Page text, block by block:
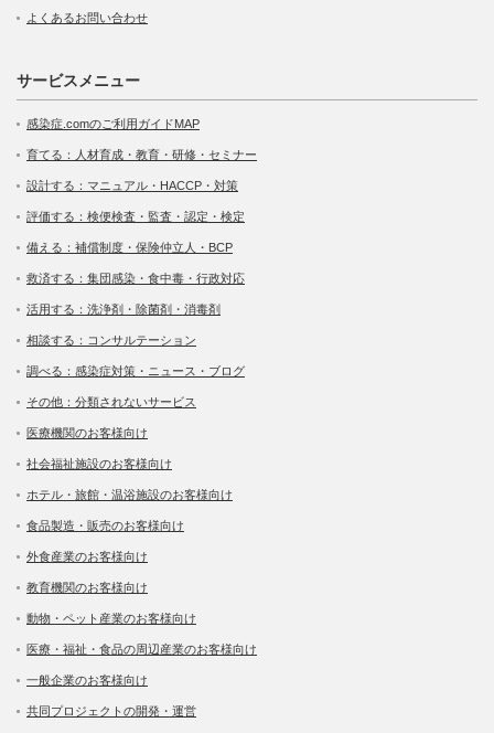
よくあるお問い合わせ
サービスメニュー
感染症.comのご利用ガイドMAP
育てる：人材育成・教育・研修・セミナー
設計する：マニュアル・HACCP・対策
評価する：検便検査・監査・認定・検定
備える：補償制度・保険仲立人・BCP
救済する：集団感染・食中毒・行政対応
活用する：洗浄剤・除菌剤・消毒剤
相談する：コンサルテーション
調べる：感染症対策・ニュース・ブログ
その他：分類されないサービス
医療機関のお客様向け
社会福祉施設のお客様向け
ホテル・旅館・温浴施設のお客様向け
食品製造・販売のお客様向け
外食産業のお客様向け
教育機関のお客様向け
動物・ペット産業のお客様向け
医療・福祉・食品の周辺産業のお客様向け
一般企業のお客様向け
共同プロジェクトの開発・運営